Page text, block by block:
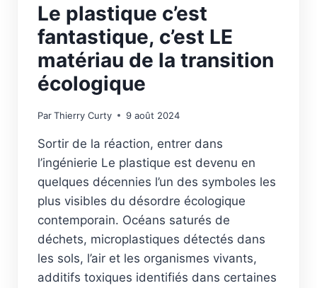
Le plastique c’est
fantastique, c’est LE
matériau de la transition
écologique
ParThierry Curty 9 août 2024
Sortir de la réaction, entrer dans
l’ingénierie Le plastique est devenu en
quelques décennies l’un des symboles les
plus visibles du désordre écologique
contemporain. Océans saturés de
déchets, microplastiques détectés dans
les sols, l’air et les organismes vivants,
additifs toxiques identifiés dans certaines